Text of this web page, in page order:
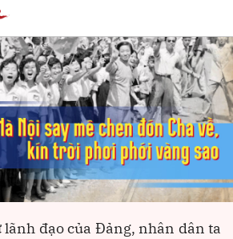
lãnh đạo của Đảng, nhân dân ta